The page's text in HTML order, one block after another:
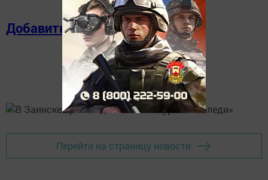
Добавить в избранное
Перейти на страницу новости